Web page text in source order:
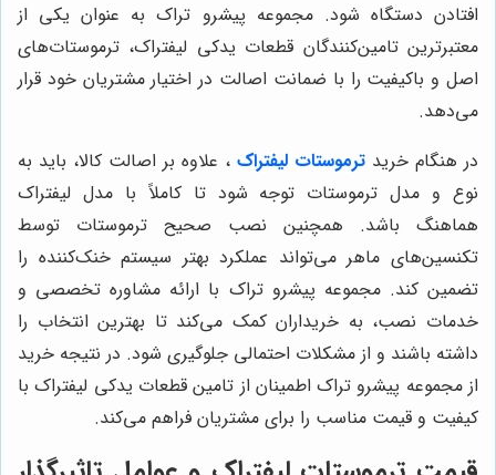
افتادن دستگاه شود. مجموعه پیشرو تراک به عنوان یکی از
معتبرترین تامین‌کنندگان قطعات یدکی لیفتراک، ترموستات‌های
اصل و باکیفیت را با ضمانت اصالت در اختیار مشتریان خود قرار
می‌دهد.
در هنگام خرید ترموستات لیفتراک ، علاوه بر اصالت کالا، باید به
نوع و مدل ترموستات توجه شود تا کاملاً با مدل لیفتراک
هماهنگ باشد. همچنین نصب صحیح ترموستات توسط
تکنسین‌های ماهر می‌تواند عملکرد بهتر سیستم خنک‌کننده را
تضمین کند. مجموعه پیشرو تراک با ارائه مشاوره تخصصی و
خدمات نصب، به خریداران کمک می‌کند تا بهترین انتخاب را
داشته باشند و از مشکلات احتمالی جلوگیری شود. در نتیجه خرید
از مجموعه پیشرو تراک اطمینان از تامین قطعات یدکی لیفتراک با
کیفیت و قیمت مناسب را برای مشتریان فراهم می‌کند.